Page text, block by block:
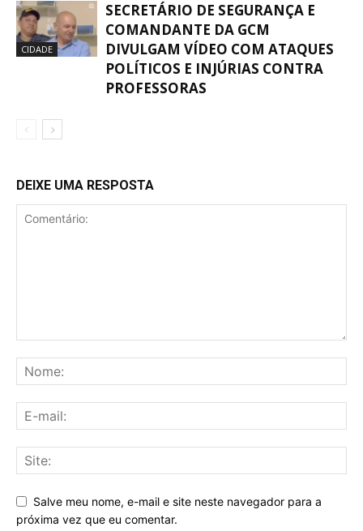
CIDADE
SECRETÁRIO DE SEGURANÇA E
COMANDANTE DA GCM
DIVULGAM VÍDEO COM ATAQUES
POLÍTICOS E INJÚRIAS CONTRA
PROFESSORAS
DEIXE UMA RESPOSTA
Salve meu nome, e-mail e site neste navegador para a
próxima vez que eu comentar.